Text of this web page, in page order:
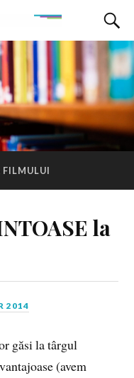
la
2014
găsi la târgul
(avem